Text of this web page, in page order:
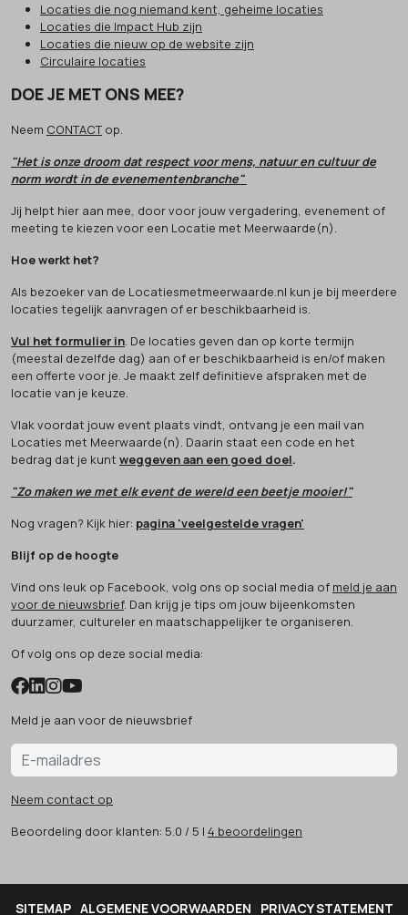
Locaties die nog niemand kent, geheime locaties
Locaties die Impact Hub zijn
Locaties die nieuw op de website zijn
Circulaire locaties
DOE JE MET ONS MEE?
Neem CONTACTop.
"Het is onze droom dat respect voor mens, natuur en cultuur de
norm wordt in de evenementenbranche"
Jij helpt hier aan mee, door voor jouw vergadering, evenement of
meeting te kiezen voor een Locatie met Meerwaarde(n).
Hoe werkt het?
Als bezoeker van de Locatiesmetmeerwaarde.nl kun je bij meerdere
locaties tegelijk aanvragen of er beschikbaarheid is.
Vul het formulier in. De locaties geven dan op korte termijn
(meestal dezelfde dag) aan of er beschikbaarheid is en/of maken
een offerte voor je. Je maakt zelf definitieve afspraken met de
locatie van je keuze.
Vlak voordat jouw event plaats vindt, ontvang je een mail van
Locaties met Meerwaarde(n). Daarin staat een code en het
bedrag dat je kunt weggeven aan een goed doel.
"Zo maken we met elk event de wereld een beetje mooier!"
Nog vragen? Kijk hier: pagina 'veelgestelde vragen'
Blijf op de hoogte
Vind ons leuk op Facebook, volg ons op social media of meld je aan
voor de nieuwsbrief. Dan krijg je tips om jouw bijeenkomsten
duurzamer, cultureler en maatschappelijker te organiseren.
Of volg ons op deze social media:
Meld je aan voor de nieuwsbrief
Neem contact op
Beoordeling door klanten: 5.0 / 5 | 4 beoordelingen
SITEMAP| ALGEMENE VOORWAARDEN PRIVACY STATEMENT